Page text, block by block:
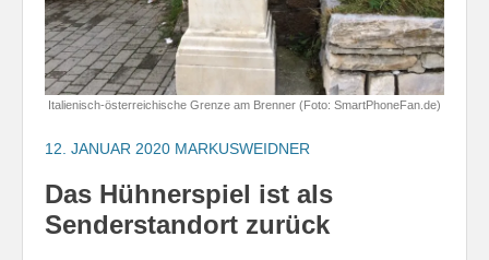
Italienisch-österreichische Grenze am Brenner (Foto: SmartPhoneFan.de)
12. JANUAR 2020 MARKUSWEIDNER
Das Hühnerspiel ist als
Senderstandort zurück